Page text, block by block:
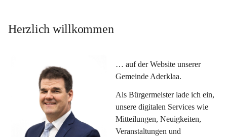
Herzlich willkommen
… auf der Website unserer
Gemeinde Aderklaa.
Als Bürgermeister lade ich ein,
unsere digitalen Services wie
Mitteilungen, Neuigkeiten,
Veranstaltungen und